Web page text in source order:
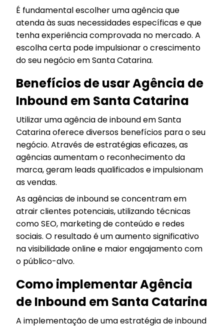
É fundamental escolher uma agência que
atenda às suas necessidades específicas e que
tenha experiência comprovada no mercado. A
escolha certa pode impulsionar o crescimento
do seu negócio em Santa Catarina.
Benefícios de usar Agência de
Inbound em Santa Catarina
Utilizar uma agência de inbound em Santa
Catarina oferece diversos benefícios para o seu
negócio. Através de estratégias eficazes, as
agências aumentam o reconhecimento da
marca, geram leads qualificados e impulsionam
as vendas.
As agências de inbound se concentram em
atrair clientes potenciais, utilizando técnicas
como SEO, marketing de conteúdo e redes
sociais. O resultado é um aumento significativo
na visibilidade online e maior engajamento com
o público-alvo.
Como implementar Agência
de Inbound em Santa Catarina
A implementação de uma estratégia de inbound